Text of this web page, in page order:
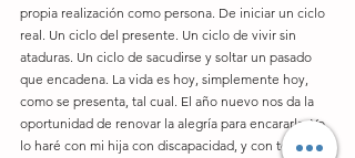
propia realización como persona. De iniciar un ciclo
real. Un ciclo del presente. Un ciclo de vivir sin
ataduras. Un ciclo de sacudirse y soltar un pasado
que encadena. La vida es hoy, simplemente hoy,
como se presenta, tal cual. El año nuevo nos da la
oportunidad de renovar la alegría para encararla. Yo
lo haré con mi hija con discapacidad, y con todos los